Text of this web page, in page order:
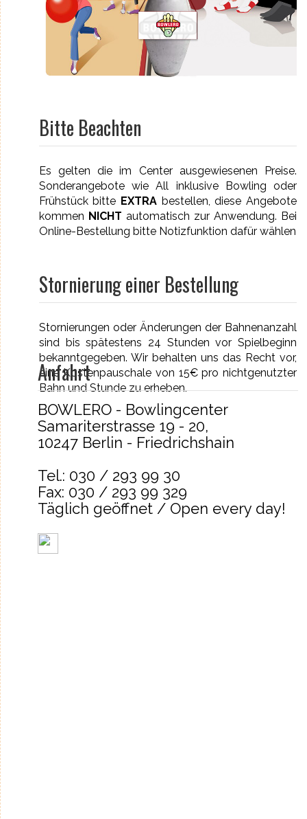
Bitte Beachten
Es gelten die im Center ausgewiesenen Preise.
Sonderangebote wie All inklusive Bowling oder
Frühstück bitte EXTRA bestellen, diese Angebote
kommen NICHT automatisch zur Anwendung. Bei
Online-Bestellung bitte Notizfunktion dafür wählen
Stornierung einer Bestellung
Stornierungen oder Änderungen der Bahnenanzahl
sind bis spätestens 24 Stunden vor Spielbeginn
bekanntgegeben. Wir behalten uns das Recht vor,
eine Kostenpauschale von 15€ pro nichtgenutzter
Bahn und Stunde zu erheben.
Anfahrt
BOWLERO - Bowlingcenter
Samariterstrasse 19 - 20,
10247 Berlin - Friedrichshain
Tel.: 030 / 293 99 30
Fax: 030 / 293 99 329
Täglich geöffnet / Open every day!